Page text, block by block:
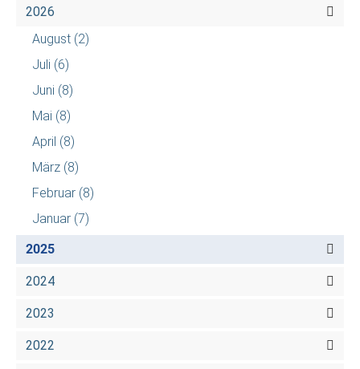
2026
August (2)
Juli (6)
Juni (8)
Mai (8)
April (8)
März (8)
Februar (8)
Januar (7)
2025
2024
2023
2022